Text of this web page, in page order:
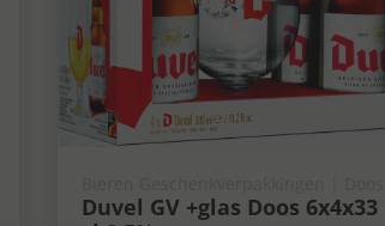
Duvel GV +glas Doos 6x4x33